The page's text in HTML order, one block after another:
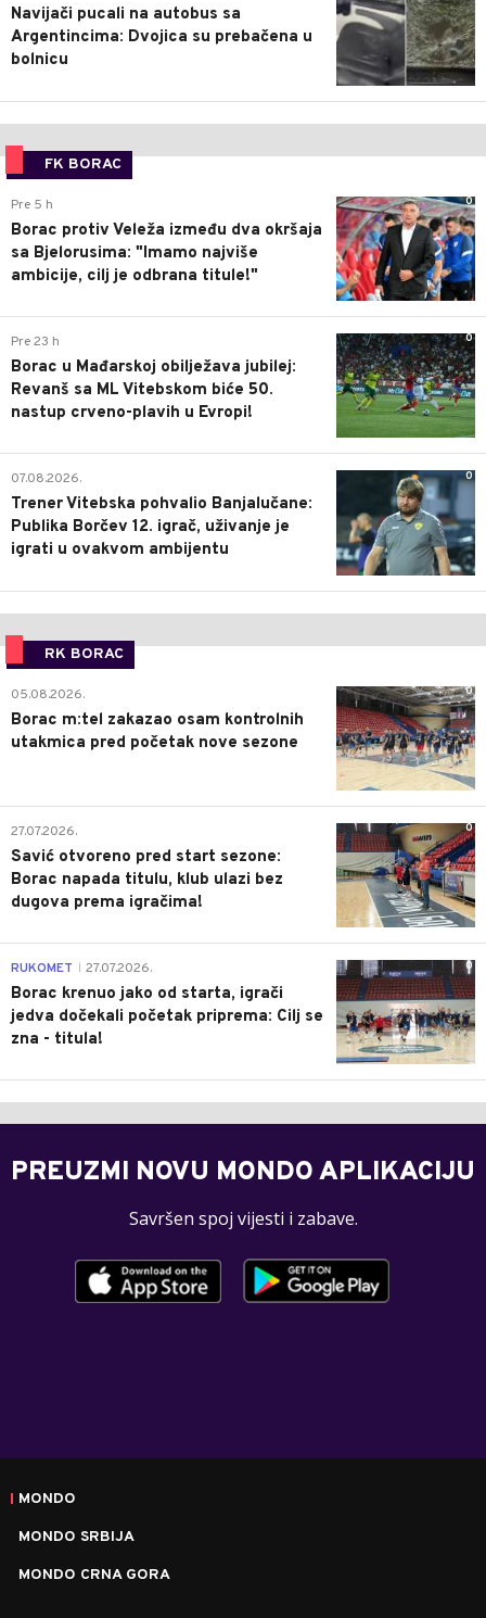
Navijači pucali na autobus sa
Argentincima: Dvojica su prebačena u
bolnicu
FK BORAC
0
Pre 5 h
Borac protiv Veleža između dva okršaja
sa Bjelorusima: "Imamo najviše
ambicije, cilj je odbrana titule!"
0
Pre 23 h
Borac u Mađarskoj obilježava jubilej:
Revanš sa ML Vitebskom biće 50.
nastup crveno-plavih u Evropi!
0
07.08.2026.
Trener Vitebska pohvalio Banjalučane:
Publika Borčev 12. igrač, uživanje je
igrati u ovakvom ambijentu
RK BORAC
0
05.08.2026.
Borac m:tel zakazao osam kontrolnih
utakmica pred početak nove sezone
0
27.07.2026.
Savić otvoreno pred start sezone:
Borac napada titulu, klub ulazi bez
dugova prema igračima!
0
RUKOMET 27.07.2026.
Borac krenuo jako od starta, igrači
jedva dočekali početak priprema: Cilj se
zna - titula!
PREUZMI NOVU MONDO APLIKACIJU
Savršen spoj vijesti i zabave.
MONDO
MONDO SRBIJA
MONDO CRNA GORA